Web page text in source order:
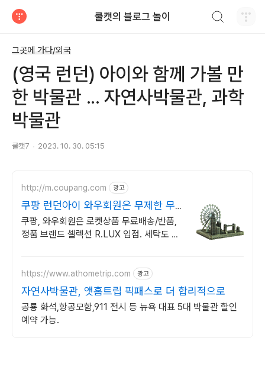
쿨캣의 블로그 놀이
그곳에 가다/외국
(영국 런던) 아이와 함께 가볼 만
한 박물관 ... 자연사박물관, 과학
박물관
쿨캣7 2023. 10. 30. 05:15
http://m.coupang.com 광고
쿠팡 런던아이 와우회원은 무제한 무료
배송
쿠팡, 와우회원은 로켓상품 무료배송/반품,
정품 브랜드 셀렉션 R.LUX 입점. 세탁도 관
https://www.athometrip.com 광고
자연사박물관, 앳홈트립 픽패스로 더 합리적으로
공룡 화석,항공모함,911 전시 등 뉴욕 대표 5대 박물관 할인
예약 가능.